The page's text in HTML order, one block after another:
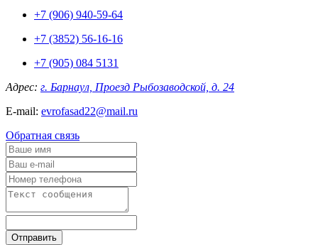
+7 (906) 940-59-64
+7 (3852) 56-16-16
+7 (905) 084 5131
Адрес: г. Барнаул, Проезд Рыбозаводской, д. 24
E-mail: evrofasad22@mail.ru
Обратная связь
Отправить